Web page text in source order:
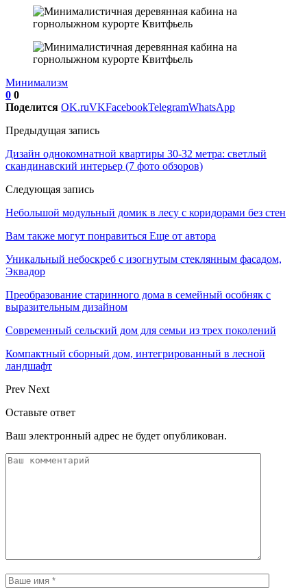
Минимализм
0 0
Поделится OK.ruVKFacebookTelegramWhatsApp
Предыдущая запись
Дизайн однокомнатной квартиры 30-32 метра: светлый
скандинавский интерьер (7 фото обзоров)
Следующая запись
Небольшой модульный домик в лесу с коридорами без стен
Вам также могут понравиться Еще от автора
Уникальный небоскреб с изогнутым стеклянным фасадом,
Эквадор
Преобразование старинного дома в семейный особняк с
выразительным дизайном
Современный сельский дом для семьи из трех поколений
Компактный сборный дом, интегрированный в лесной
ландшафт
Prev Next
Оставьте ответ
Ваш электронный адрес не будет опубликован.